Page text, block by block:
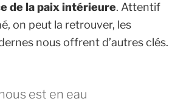
de la paix intérieure. Attentif
on peut la retrouver, les
nous offrent d’autres clés.
est en eau